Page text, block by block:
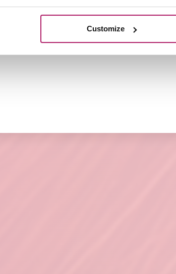
Customize
adviseren wij een
Extensions in optimale conditie en kun